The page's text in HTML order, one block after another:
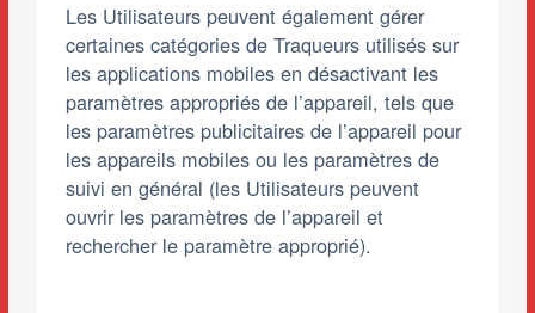
Les Utilisateurs peuvent également gérer
certaines catégories de Traqueurs utilisés sur
les applications mobiles en désactivant les
paramètres appropriés de l’appareil, tels que
les paramètres publicitaires de l’appareil pour
les appareils mobiles ou les paramètres de
suivi en général (les Utilisateurs peuvent
ouvrir les paramètres de l’appareil et
rechercher le paramètre approprié).